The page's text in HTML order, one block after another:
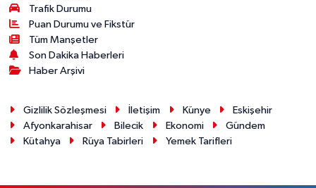
Trafik Durumu
Puan Durumu ve Fikstür
Tüm Manşetler
Son Dakika Haberleri
Haber Arşivi
Gizlilik Sözleşmesi İletişim Künye
Eskişehir
Afyonkarahisar
Bilecik Ekonomi
Gündem
Kütahya
Rüya Tabirleri Yemek Tarifleri